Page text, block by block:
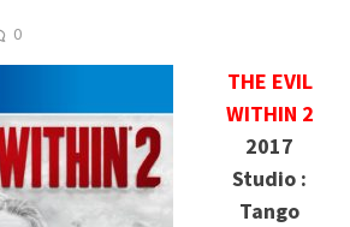
0
THE EVIL
WITHIN 2
2017
Studio :
Tango